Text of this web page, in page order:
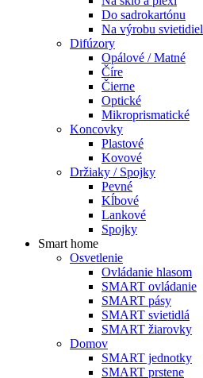
Do sadrokartónu
Na výrobu svietidiel
Difúzory
Opálové / Matné
Číre
Čierne
Optické
Mikroprismatické
Koncovky
Plastové
Kovové
Držiaky / Spojky
Pevné
Kĺbové
Lankové
Spojky
Smart home
Osvetlenie
Ovládanie hlasom
SMART ovládanie
SMART pásy
SMART svietidlá
SMART žiarovky
Domov
SMART jednotky
SMART prstene